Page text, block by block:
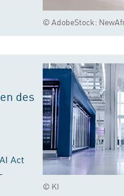
© AdobeStock:
© KI
des
Act